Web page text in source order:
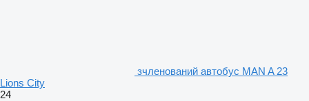
зчленований автобус MAN A 23
Lions City
24